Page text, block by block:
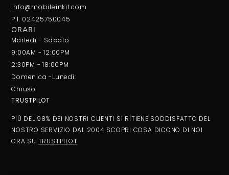
info@mobileinkit.com
P.I. 02425750045
ORARI
Martedi - Sabato
9:00AM - 12:00PM
2:30PM - 18:00PM
Domenica -Lunedì:
Chiuso
TRUSTPILOT
PIÙ DEL 98% DEI NOSTRI CLIENTI SI RITIENE SODDISFATTO DEL
NOSTRO SERVIZIO DAL 2004 SCOPRI COSA DICONO DI NOI
ORA SU TRUSTPILOT